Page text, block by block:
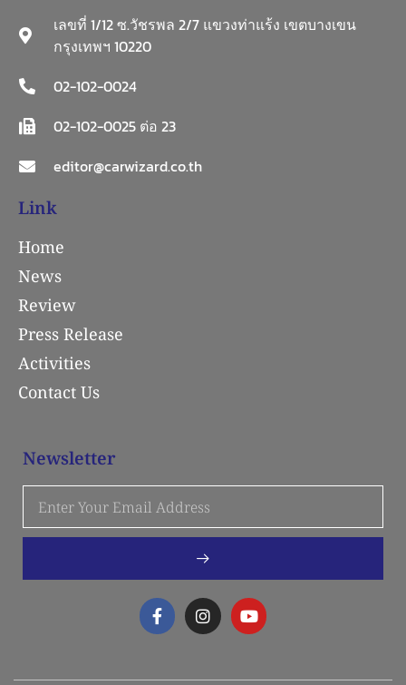
เลขที่ 1/12 ซ.วัชรพล 2/7 แขวงท่าแร้ง เขตบางเขน
กรุงเทพฯ 10220
02-102-0024
02-102-0025 ต่อ 23
editor@carwizard.co.th
Link
Home
News
Review
Press Release
Activities
Contact Us
Newsletter